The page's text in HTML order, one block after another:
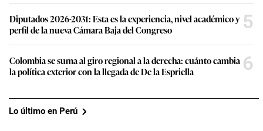
Diputados 2026-2031: Esta es la experiencia, nivel académico y
perfil de la nueva Cámara Baja del Congreso
5
Colombia se suma al giro regional a la derecha: cuánto cambia
la política exterior con la llegada de De la Espriella
6
Lo último en Perú